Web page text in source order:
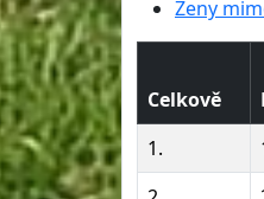
Ženy
Celkově
1.